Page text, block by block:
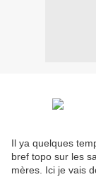
Il ya quelques
bref topo sur les
mères. Ici je vais